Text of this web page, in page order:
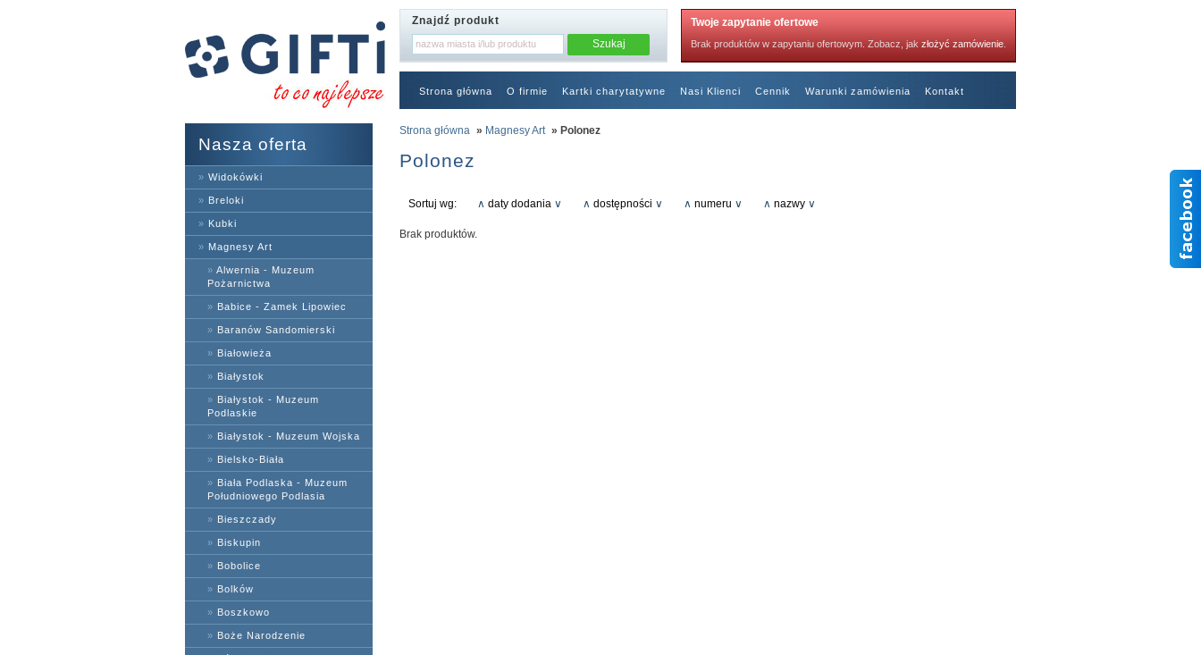
Znajdź produkt Twoje zapytanie ofertowe
Brak produktów w zapytaniu ofertowym. Zobacz, jak złożyć zamówienie
Strona główna O firmie Kartki charytatywne Nasi Klienci Cennik Warunki zamówienia Kontakt
RODO
Nasza oferta
» Widokówki
» Breloki
» Kubki
» Magnesy Art
» Alwernia - Muzeum
Pożarnictwa
» Babice - Zamek Lipowiec
» Baranów Sandomierski
» Białowieża
» Białystok
» Białystok - Muzeum
Podlaskie
» Białystok - Muzeum Wojska
» Bielsko-Biała
» Biała Podlaska - Muzeum
Południowego Podlasia
» Bieszczady
» Biskupin
» Bobolice
» Bolków
» Boszkowo
» Boże Narodzenie
Strona główna » Magnesy Art » Polonez
Polonez
Sortuj wg: ∧ daty dodania ∨ ∧ dostępności ∨ ∧ numeru ∨ ∧ nazwy ∨
Brak produktów.